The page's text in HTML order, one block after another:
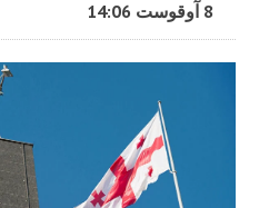
8 آوقوست 14:06